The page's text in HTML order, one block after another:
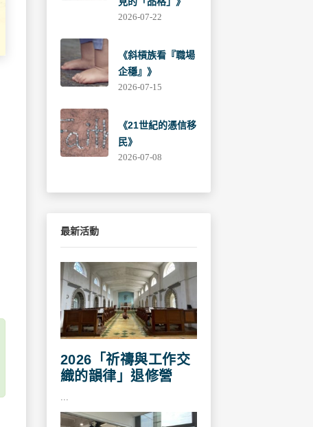
2026-07-22
《斜槓族看『職場
企穩』》
2026-07-15
《21世紀的憑信移
民》
2026-07-08
最新活動
2026「祈禱與工作交
織的韻律」退修營